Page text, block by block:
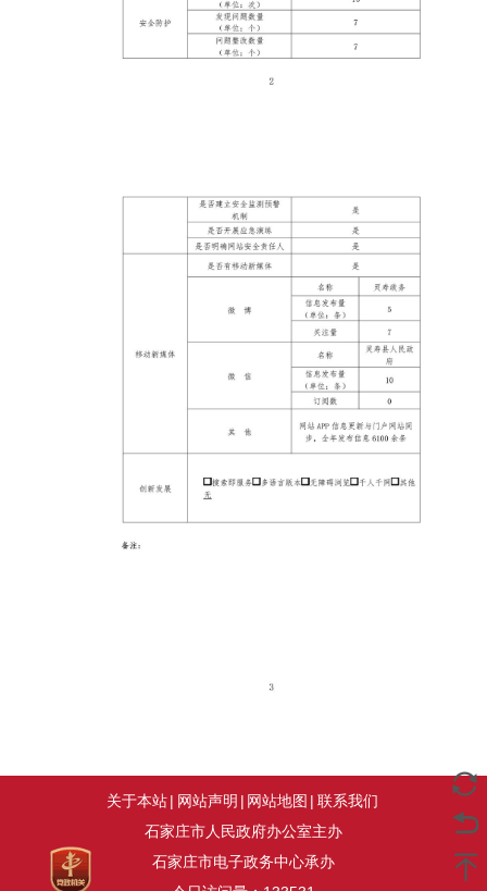
关于本站| 网站声明 | 网站地图 | 联系我们
石家庄市人民政府办公室主办
石家庄市电子政务中心承办